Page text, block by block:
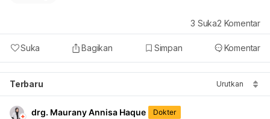
Suka Bagikan Simpan Komentar
3 Suka2 Komentar
Terbaru Urutkan
drg. Maurany Annisa Haque
Dokter